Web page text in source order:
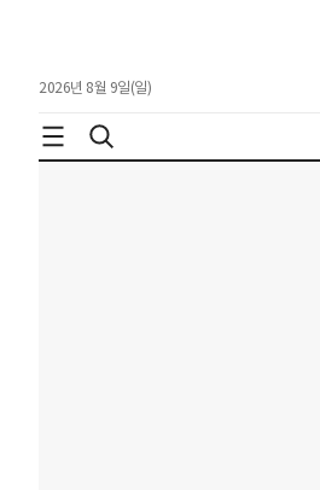
2026년 8월 9일(일)